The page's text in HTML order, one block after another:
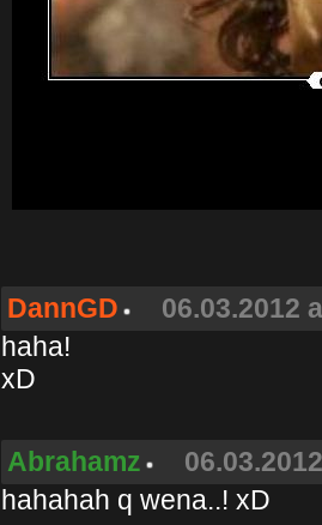
DannGD
06.03.2012
haha!
xD
Abrahamz
hahahah q wena..! xD